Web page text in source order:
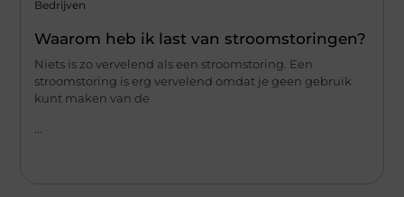
Bedrijven
Waarom heb ik last van stroomstoringen?
Niets is zo vervelend als een stroomstoring. Een
stroomstoring is erg vervelend omdat je geen gebruik
kunt maken van de